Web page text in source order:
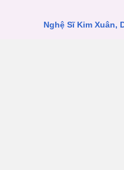
Nghệ Sĩ Kim Xuân,